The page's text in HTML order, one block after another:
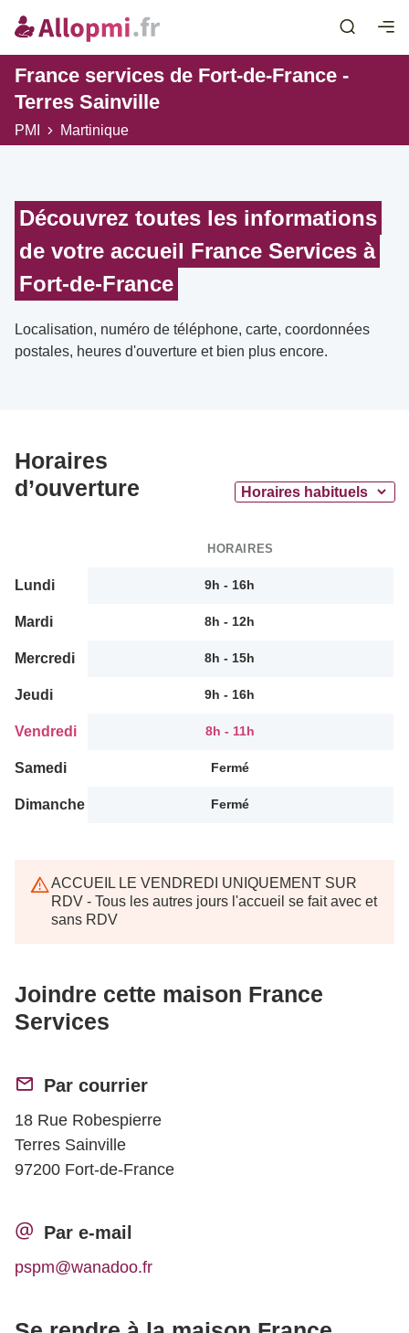
France services de Fort-de-France -
Terres Sainville
PMI Martinique
Découvrez toutes les informations
de votre accueil France Services à
Fort-de-France
Localisation, numéro de téléphone, carte, coordonnées
postales, heures d'ouverture et bien plus encore.
Horaires
d’ouverture
HORAIRES
Lundi 9h - 16h
Mardi 8h - 12h
Mercredi 8h - 15h
Jeudi 9h - 16h
Vendredi 8h - 11h
Samedi Fermé
Dimanche Fermé
ACCUEIL LE VENDREDI UNIQUEMENT SUR
RDV - Tous les autres jours l'accueil se fait avec et
sans RDV
Joindre cette maison France
Services
Par courrier
18 Rue Robespierre
Terres Sainville
97200 Fort-de-France
Par e-mail
pspm@wanadoo.fr